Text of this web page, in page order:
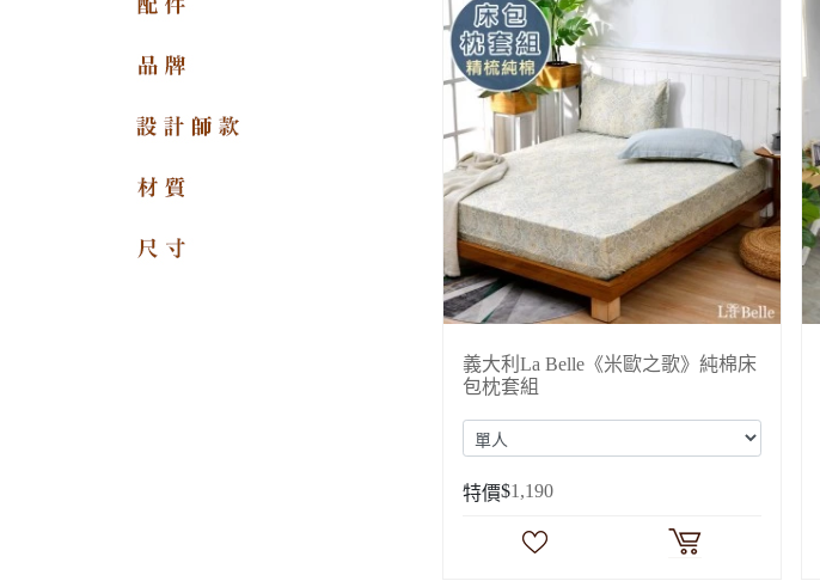
義大利La Belle《米歐之歌》純棉床
包枕套組
特價$1,190